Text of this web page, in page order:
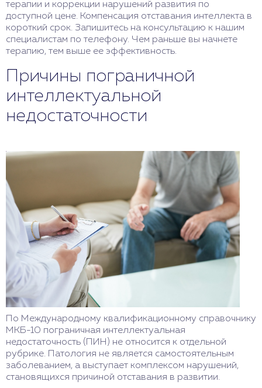
терапии и коррекции нарушений развития по
доступной цене. Компенсация отставания интеллекта в
короткий срок. Запишитесь на консультацию к нашим
специалистам по телефону. Чем раньше вы начнете
терапию, тем выше ее эффективность.
Причины пограничной
интеллектуальной
недостаточности
По Международному квалификационному справочнику
МКБ-10 пограничная интеллектуальная
недостаточность (ПИН) не относится к отдельной
рубрике. Патология не является самостоятельным
заболеванием, а выступает комплексом нарушений,
становящихся причиной отставания в развитии.